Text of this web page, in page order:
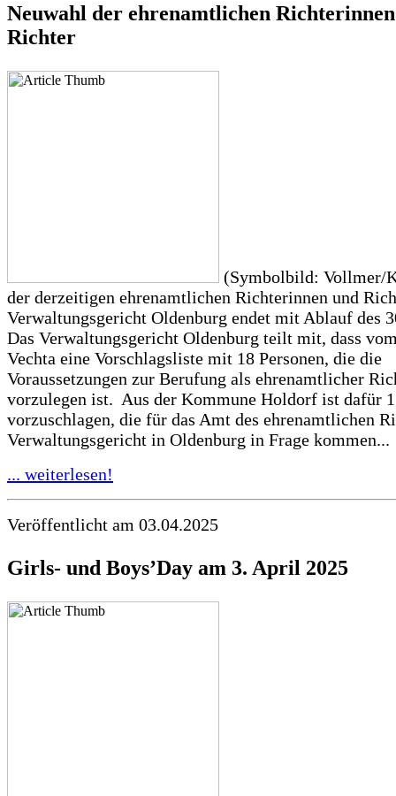
Neuwahl der ehrenamtlichen
Richter
(Symbolbild: Vollmer/
der derzeitigen ehrenamtlichen Richterinnen und
Verwaltungsgericht Oldenburg endet mit Ablauf des
Das Verwaltungsgericht Oldenburg teilt mit, dass
Vechta eine Vorschlagsliste mit 18 Personen, die die
Voraussetzungen zur Berufung als ehrenamtlicher
vorzulegen ist. Aus der Kommune Holdorf ist dafür 1
vorzuschlagen, die für das Amt des ehrenamtlichen
Verwaltungsgericht in Oldenburg in Frage kommen...
... weiterlesen!
Veröffentlicht am 03.04.2025
Girls- und Boys’Day am 3. April 2025